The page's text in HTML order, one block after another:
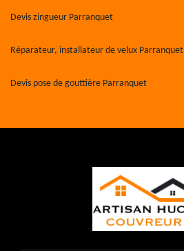
Devis zingueur Parranquet
Réparateur, installateur de velux Parranquet
Devis pose de gouttière Parranquet